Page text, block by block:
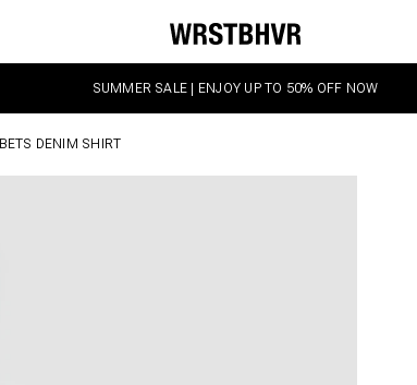
SUMMER SALE | ENJOY UP TO 50% OFF NOW
BETS DENIM SHIRT